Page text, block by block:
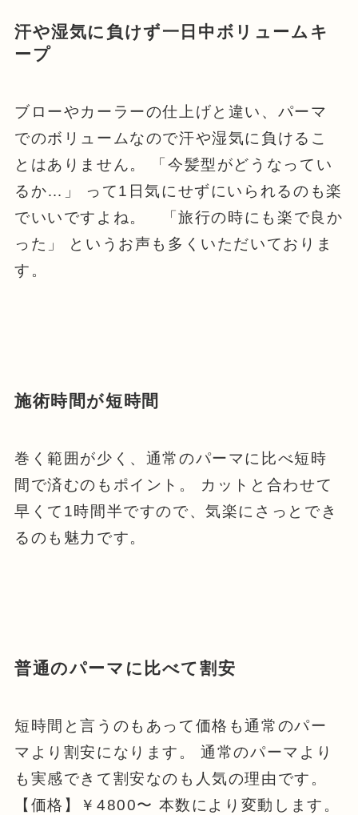
汗や湿気に負けず一日中ボリュームキ
ープ
ブローやカーラーの仕上げと違い、パーマ
でのボリュームなので汗や湿気に負けるこ
とはありません。 「今髪型がどうなってい
るか…」 って1日気にせずにいられるのも楽
でいいですよね。 「旅行の時にも楽で良か
った」 というお声も多くいただいておりま
す。
施術時間が短時間
巻く範囲が少く、通常のパーマに比べ短時
間で済むのもポイント。 カットと合わせて
早くて1時間半ですので、気楽にさっとでき
るのも魅力です。
普通のパーマに比べて割安
短時間と言うのもあって価格も通常のパー
マより割安になります。 通常のパーマより
も実感できて割安なのも人気の理由です。
【価格】￥4800〜 本数により変動します。